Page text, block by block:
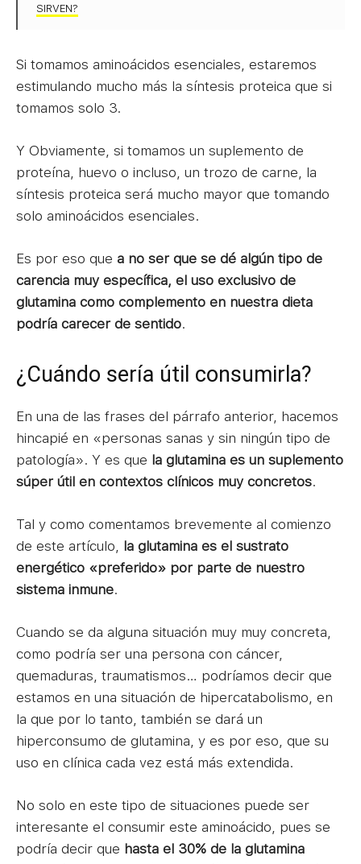
SIRVEN?
Si tomamos aminoácidos esenciales, estaremos
estimulando mucho más la síntesis proteica que si
tomamos solo 3.
Y Obviamente, si tomamos un suplemento de
proteína, huevo o incluso, un trozo de carne, la
síntesis proteica será mucho mayor que tomando
solo aminoácidos esenciales.
Es por eso que a no ser que se dé algún tipo de
carencia muy específica, el uso exclusivo de
glutamina como complemento en nuestra dieta
podría carecer de sentido.
¿Cuándo sería útil consumirla?
En una de las frases del párrafo anterior, hacemos
hincapié en «personas sanas y sin ningún tipo de
patología». Y es que la glutamina es un suplemento
súper útil en contextos clínicos muy concretos.
Tal y como comentamos brevemente al comienzo
de este artículo, la glutamina es el sustrato
energético «preferido» por parte de nuestro
sistema inmune.
Cuando se da alguna situación muy muy concreta,
como podría ser una persona con cáncer,
quemaduras, traumatismos… podríamos decir que
estamos en una situación de hipercatabolismo, en
la que por lo tanto, también se dará un
hiperconsumo de glutamina, y es por eso, que su
uso en clínica cada vez está más extendida.
No solo en este tipo de situaciones puede ser
interesante el consumir este aminoácido, pues se
podría decir que hasta el 30% de la glutamina